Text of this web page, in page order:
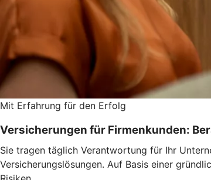
Mit Erfahrung für den Erfolg
Versicherungen für Firmenkunden:
Sie tragen täglich Verantwortung für Ihr
Versicherungslösungen. Auf Basis einer